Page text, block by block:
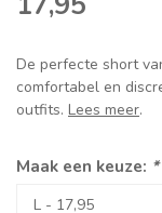
De perfecte short
comfortabel en
outfits. Lees meer.
Maak een keuze: *